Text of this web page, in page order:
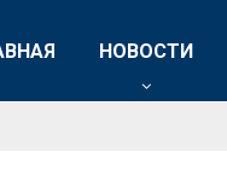
НОВОСТИ